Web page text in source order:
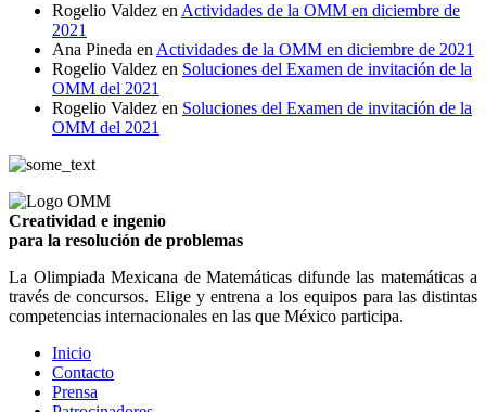
Rogelio Valdez en Actividades de la OMM en diciembre de
2021
Ana Pineda en Actividades de la OMM en diciembre de 2021
Rogelio Valdez en Soluciones del Examen de invitación de la
OMM del 2021
Rogelio Valdez en Soluciones del Examen de invitación de la
OMM del 2021
Creatividad e ingenio
para la resolución de problemas
La Olimpiada Mexicana de Matemáticas difunde las matemáticas a
través de concursos. Elige y entrena a los equipos para las distintas
competencias internacionales en las que México participa.
Inicio
Contacto
Prensa